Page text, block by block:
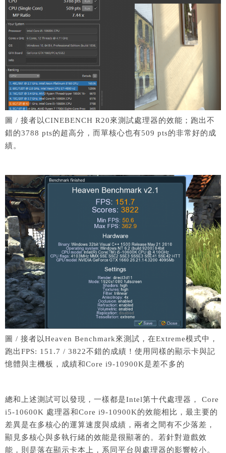
圖 / 接者以CINEBENCH R20來測試處理器的效能；跑出不
錯的3788 pts的超高分，而單核心也有509 pts的非常好的成
績。
圖 / 接者以Heaven Benchmark來測試，在Extreme模式中，
跑出FPS: 151.7 / 3822不錯的成績！使用同樣的顯示卡與記
憶體與主機板，成績和Core i9-10900K是差不多的
總和上述測試可以發現，一樣都是Intel第十代處理器， Core
i5-10600K 處理器和Core i9-10900K的效能相比，最主要的
差異是在多核心的運算速度與成績，兩者之間有不少落差，
顯見多核心與多執行緒的效能是很顯著的。若針對遊戲效
能，則是落在顯示卡本上，系同平台與處理器的影響較小。